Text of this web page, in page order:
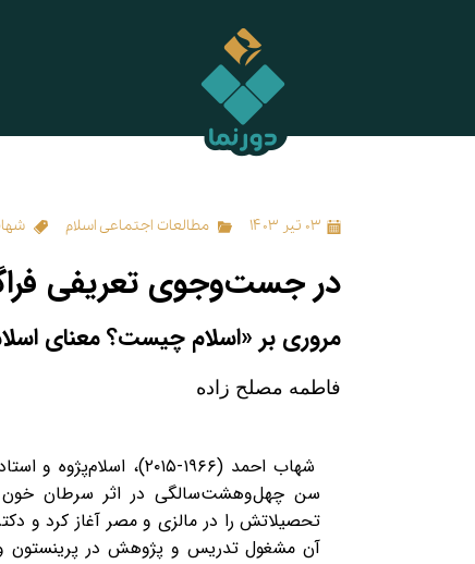
۰۳ تیر ۱۴۰۳ مطالعات اجتماعی اسلام
در جست‌وجوی تعریفی
مروری بر «اسلام چیست؟ معنای
فاطمه مصلح‌ زاده
شهاب احمد (۱۹۶۶-۲۰۱۵)،
سن چهل‌وهشت‌سالگی در اثر سرطان خون
تحصیلاتش را در مالزی و مصر آغاز کرد و
آن مشغول تدریس و پژوهش در پرینستون و